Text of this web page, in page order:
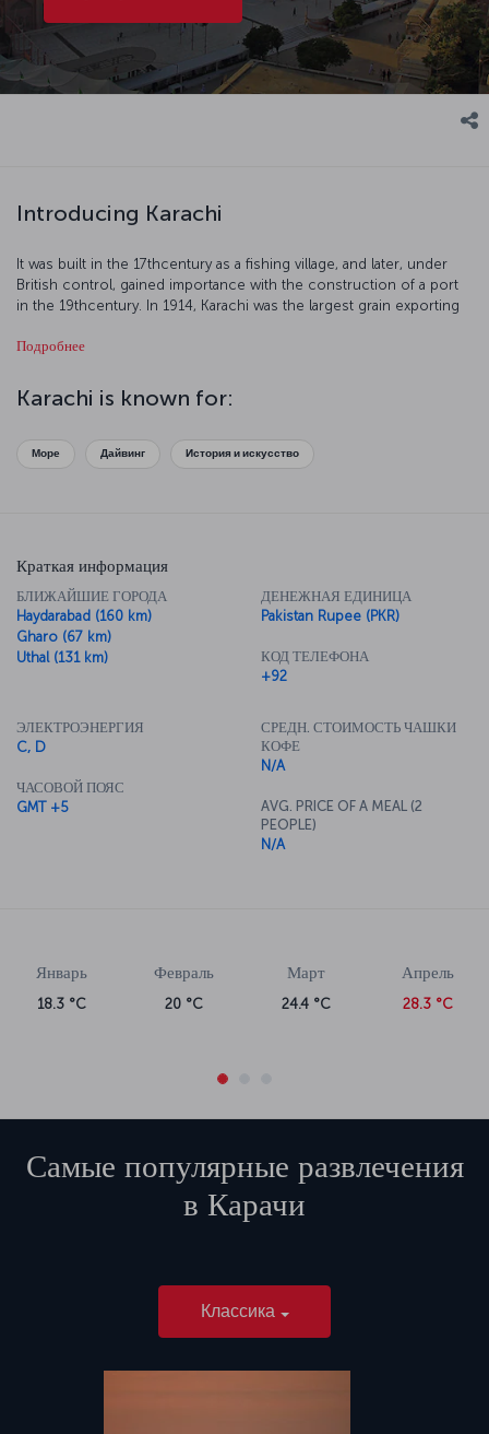
Introducing Karachi
It was built in the 17thcentury as a fishing village, and later, under
British control, gained importance with the construction of a port
in the 19thcentury. In 1914, Karachi was the largest grain exporting
the city into an important trade center. When Karachi gained
Today, Karachi is a major tourist destination and this mystical city is
an exclusive vacation destination with its modern streets and
Подробнее
Karachi is known for:
Море Дайвинг История и искусство
Краткая информация
БЛИЖАЙШИЕ ГОРОДА
Haydarabad (160 km)
Gharo (67 km)
Uthal (131 km)
ДЕНЕЖНАЯ ЕДИНИЦА
Pakistan Rupee (PKR)
КОД ТЕЛЕФОНА
+92
ЭЛЕКТРОЭНЕРГИЯ
C, D
ЧАСОВОЙ ПОЯС
GMT +5
СРЕДН. СТОИМОСТЬ ЧАШКИ
КОФЕ
N/A
AVG. PRICE OF A MEAL (2
PEOPLE)
N/A
Январь
18.3 °C
Февраль
20 °C
Март
24.4 °C
Апрель
28.3 °C
Самые популярные развлечения
в Карачи
Классика